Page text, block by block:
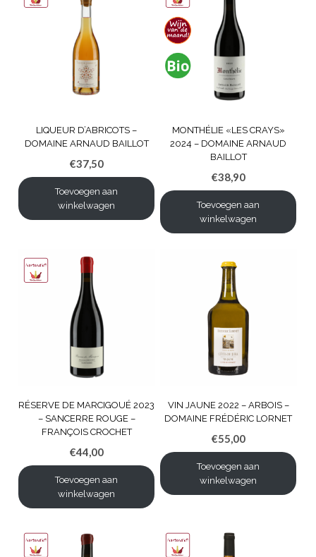
LIQUEUR D’ABRICOTS –
DOMAINE ARNAUD BAILLOT
€37,50
Toevoegen aan
winkelwagen
MONTHÉLIE «LES CRAYS»
2024 – DOMAINE ARNAUD
BAILLOT
€38,90
Toevoegen aan
winkelwagen
RÉSERVE DE MARCIGOUÉ 2023
– SANCERRE ROUGE –
FRANÇOIS CROCHET
€44,00
Toevoegen aan
winkelwagen
VIN JAUNE 2022 – ARBOIS –
DOMAINE FRÉDÉRIC LORNET
€55,00
Toevoegen aan
winkelwagen